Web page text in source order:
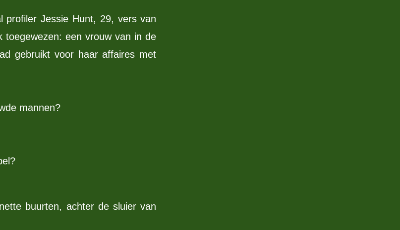
profiler Jessie Hunt, 29, vers van
toegewezen: een vrouw van in de
gebruikt voor haar affaires met
mannen?
buurten, achter de sluier van